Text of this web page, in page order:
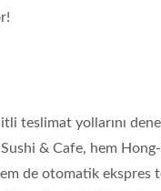
teslimat yollarını
& Cafe, hem
de otomatik ekspres